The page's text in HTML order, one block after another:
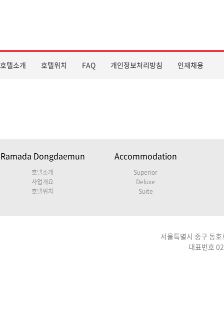
호텔소개 호텔위치 FAQ 개인정보처리방침 인재채용
Ramada Dongdaemun
호텔소개
사업개요
호텔위치
Accommodation
Superior
Deluxe
Suite
서울특별시 중구 동
대표번호